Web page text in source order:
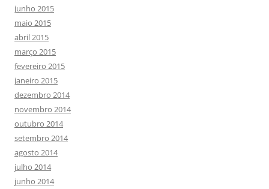
junho 2015
maio 2015
abril 2015
março 2015
fevereiro 2015
janeiro 2015
dezembro 2014
novembro 2014
outubro 2014
setembro 2014
agosto 2014
julho 2014
junho 2014